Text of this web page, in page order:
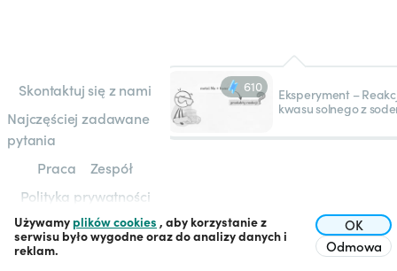
Skontaktuj się z nami
Najczęściej zadawane
pytania
Praca
Zespół
Polityka prywatności
Regulamin
610
Eksperyment –
kwasu solnego z
Używamy plików cookies , aby korzystanie z
serwisu było wygodne oraz do analizy danych i
reklam.
Odmowa
OK